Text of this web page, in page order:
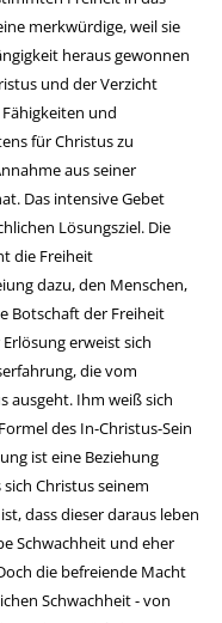
merkwürdige, weil sie
heraus gewonnen
und der Verzicht
und
für Christus zu
aus seiner
Das intensive Gebet
Lösungsziel. Die
die Freiheit
dazu, den Menschen,
Botschaft der Freiheit
erweist sich
die vom
ausgeht. Ihm weiß sich
des In-Christus-Sein
ist eine Beziehung
Christus seinem
dass dieser daraus leben
Schwachheit und eher
die befreiende Macht
Schwachheit - von